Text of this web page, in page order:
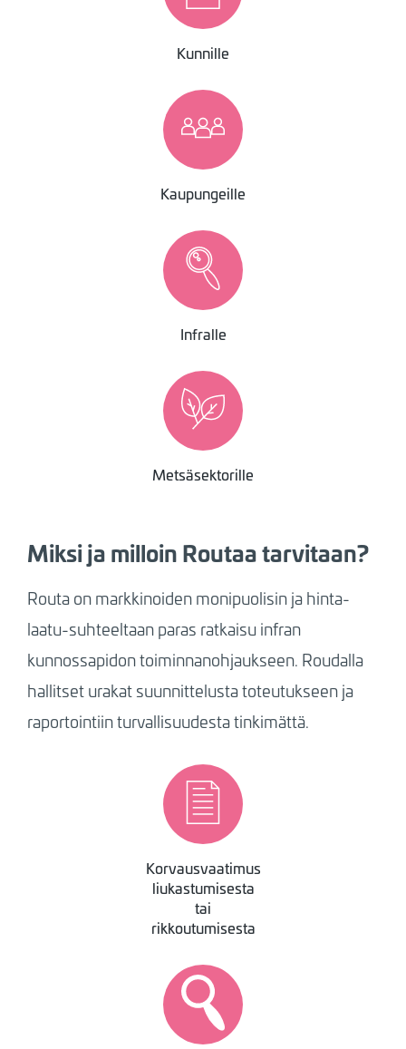
Kunnille
Image
Kaupungeille
Image
Infralle
Image
Metsäsektorille
Miksi ja milloin Routaa tarvitaan?
Routa on markkinoiden monipuolisin ja hinta-
laatu-suhteeltaan paras ratkaisu infran
kunnossapidon toiminnanohjaukseen. Roudalla
hallitset urakat suunnittelusta toteutukseen ja
raportointiin turvallisuudesta tinkimättä.
Image
Korvausvaatimus
liukastumisesta
tai
rikkoutumisesta
Image